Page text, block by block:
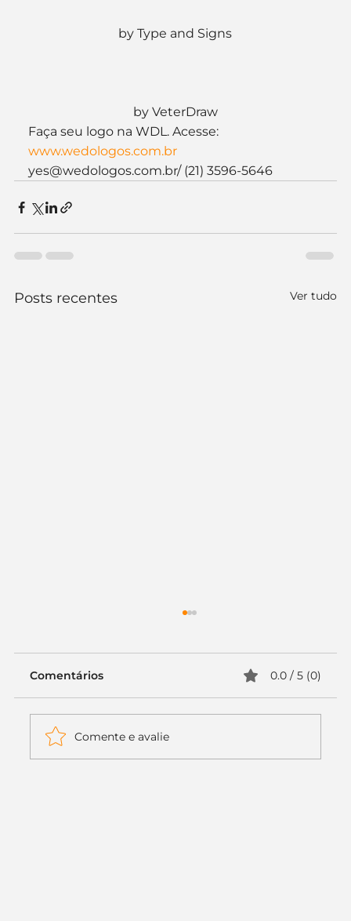
by Type and Signs
by VeterDraw
Faça seu logo na WDL. Acesse:
www.wedologos.com.br
yes@wedologos.com.br/ (21) 3596-5646
Posts recentes Ver tudo
Comentários 0.0 / 5 (0)
Comente e avalie